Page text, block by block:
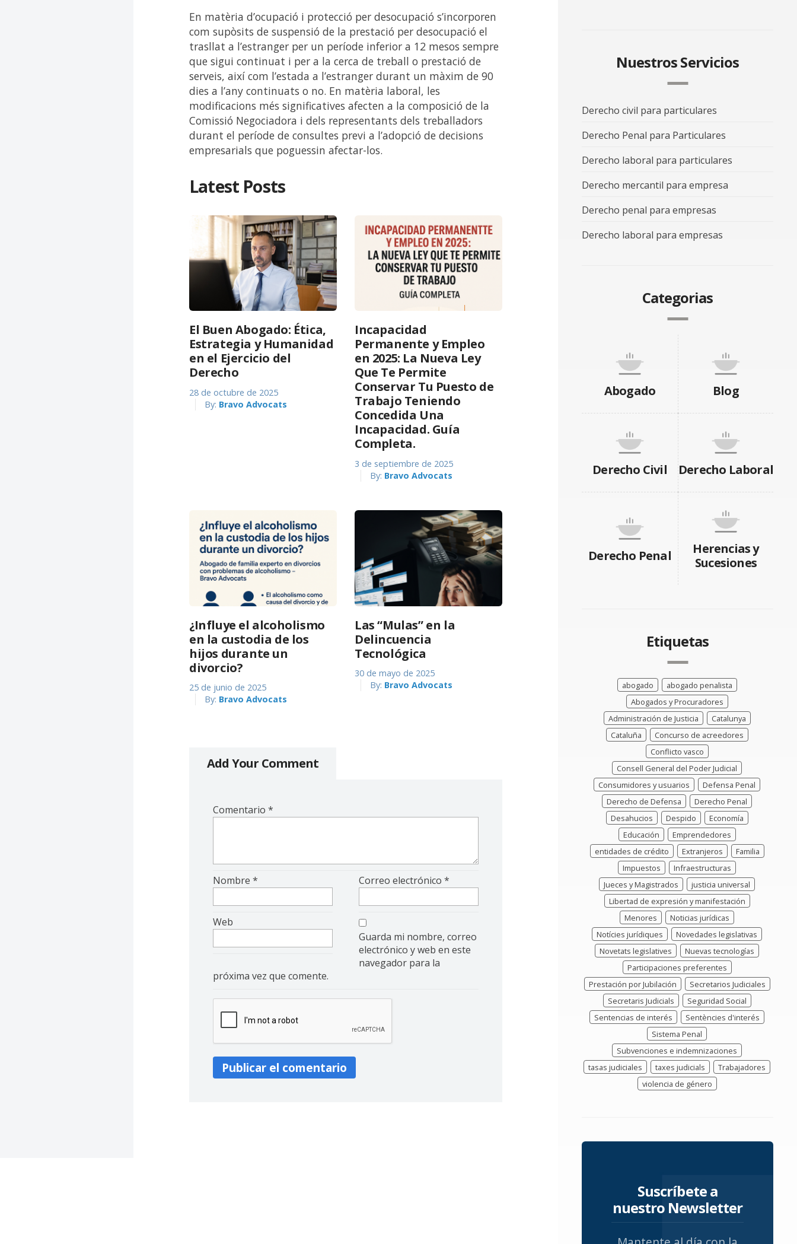
En matèria d’ocupació i protecció per desocupació s’incorporen
com supòsits de suspensió de la prestació per desocupació el
trasllat a l’estranger per un període inferior a 12 mesos sempre
que sigui continuat i per a la cerca de treball o prestació de
serveis, així com l’estada a l’estranger durant un màxim de 90
dies a l’any continuats o no. En matèria laboral, les
modificacions més significatives afecten a la composició de la
Comissió Negociadora i dels representants dels treballadors
durant el període de consultes previ a l’adopció de decisions
empresarials que poguessin afectar-los.
Latest Posts
El Buen Abogado: Ética,
Estrategia y Humanidad
en el Ejercicio del
Derecho
28 de octubre de 2025
By: Bravo Advocats
Incapacidad
Permanente y Empleo
en 2025: La Nueva Ley
Que Te Permite
Conservar Tu Puesto de
Trabajo Teniendo
Concedida Una
Incapacidad. Guía
Completa.
3 de septiembre de 2025
By: Bravo Advocats
¿Influye el alcoholismo
en la custodia de los
hijos durante un
divorcio?
25 de junio de 2025
By: Bravo Advocats
Las “Mulas” en la
Delincuencia
Tecnológica
30 de mayo de 2025
By: Bravo Advocats
Add Your Comment
Comentario*
Nombre* Correo electrónico*
Web
Guarda mi nombre, correo
electrónico y web en este
navegador para la
próxima vez que comente.
Nuestros Servicios
Derecho civil para particulares
Derecho Penal para Particulares
Derecho laboral para particulares
Derecho mercantil para empresa
Derecho penal para empresas
Derecho laboral para empresas
Categorias
Abogado Blog
Derecho Civil Derecho Laboral
Derecho Penal
Herencias y
Sucesiones
Etiquetas
abogado
abogado penalista
Abogados y Procuradores
Administración de Justicia
Catalunya
Cataluña
Concurso de acreedores
Conflicto vasco
Consell General del Poder Judicial
Consumidores y usuarios
Defensa Penal
Derecho de Defensa
Derecho Penal
Desahucios
Despido
Economía
Educación
Emprendedores
entidades de crédito
Extranjeros
Familia
Impuestos
Infraestructuras
Jueces y Magistrados
justicia universal
Libertad de expresión y manifestación
Menores
Noticias jurídicas
Notícies jurídiques
Novedades legislativas
Novetats legislatives
Nuevas tecnologías
Participaciones preferentes
Prestación por Jubilación
Secretarios Judiciales
Secretaris Judicials
Seguridad Social
Sentencias de interés
Sentències d'interés
Sistema Penal
Subvenciones e indemnizaciones
tasas judiciales
taxes judicials
Trabajadores
violencia de género
Suscríbete a
nuestro Newsletter